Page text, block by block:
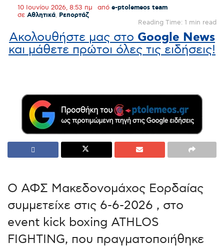
10 Ιουνίου 2026, 8:53 πμ από e-ptolemeos team
σε Αθλητικά, Ρεπορτάζ
Reading Time: 1 min read
Ακολουθήστε μας στο Google News
και μάθετε πρώτοι όλες τις ειδήσεις!
Ο ΑΦΣ Μακεδονομάχος Εορδαίας
συμμετείχε στις 6-6-2026 , στο
event kick boxing ATHLOS
FIGHTING, που πραγματοποιήθηκε